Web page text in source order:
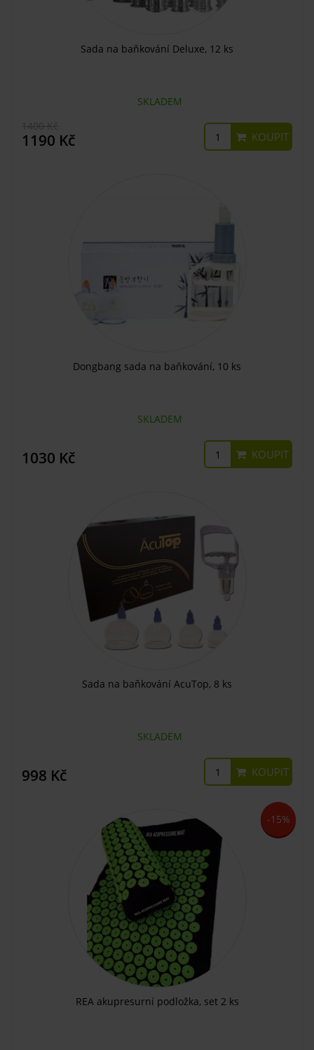
Sada na baňkování Deluxe, 12 ks
SKLADEM
1190 Kč KOUPIT
Dongbang sada na baňkování, 10 ks
SKLADEM
1030 Kč KOUPIT
Sada na baňkování AcuTop, 8 ks
SKLADEM
998 Kč KOUPIT
-15%
REA akupresurní podložka, set 2 ks